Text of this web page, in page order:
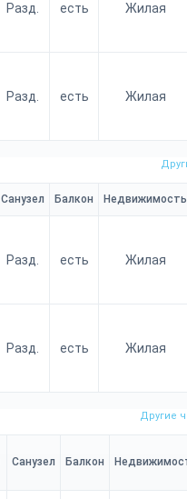
Разд. есть Жилая
Разд. есть Жилая
Санузел Балкон Недвижимость
Разд. есть Жилая
Разд. есть Жилая
Другие
Санузел Балкон